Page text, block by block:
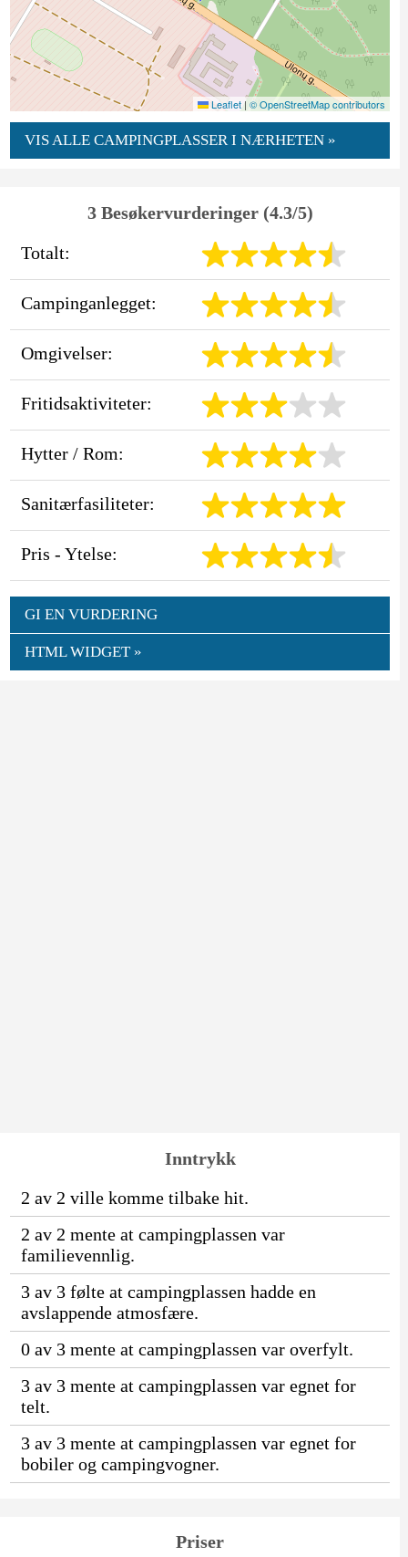
Leaflet | © OpenStreetMap contributors
VIS ALLE CAMPINGPLASSER I NÆRHETEN »
3 Besøkervurderinger (4.3/5)
Totalt:
Campinganlegget:
Omgivelser:
Fritidsaktiviteter:
Hytter / Rom:
Sanitærfasiliteter:
Pris - Ytelse:
GI EN VURDERING
HTML WIDGET »
Inntrykk
2 av 2 ville komme tilbake hit.
2 av 2 mente at campingplassen var
familievennlig.
3 av 3 følte at campingplassen hadde en
avslappende atmosfære.
0 av 3 mente at campingplassen var overfylt.
3 av 3 mente at campingplassen var egnet for
telt.
3 av 3 mente at campingplassen var egnet for
bobiler og campingvogner.
Priser